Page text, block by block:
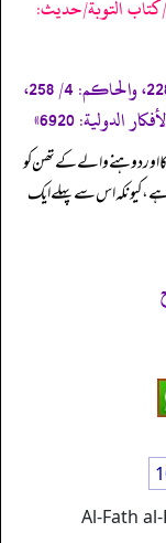
كتاب التوبة/حدیث:
«حسن لغيره، أخرجه الطيالسي: 2284، والحاكم: 4/ 258،
اور دوہنے والے کے تھن کو
کیونکہ اس سے پہلے ایک
Al-Fath